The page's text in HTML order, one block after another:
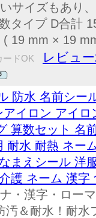
サイズもあり
タイプ D合計
19 mm × 19
ードOK
レビュ
防水 名前シー
イロン アイ
算数セット 名
耐水 耐熱 ネー
まえシール 洋
護 ネーム 漢字
・漢字・ロー
汚＆耐水！耐